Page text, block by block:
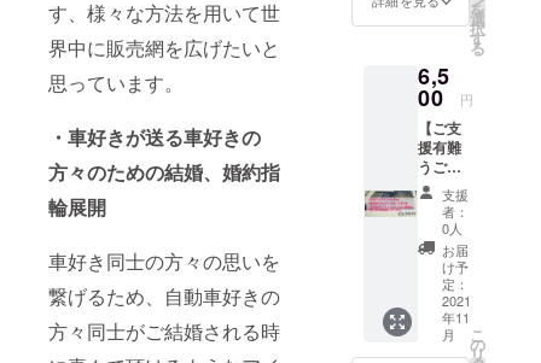
す、様々な方法を用いて世
界中に販売網を広げたいと
思っています。
・車好きが送る車好きの
方々のための結婚、婚約指
輪展開
車好き同士の方々の思いを
繋げるため、自動車好きの
方々同士がご結婚される時
クーポ
ン使用
可能場
所：
JEREV
公式オ
ンライ
ショッ
プ
（https:
//jerev.o
fficial.e
c/）
クーポ
つい
て】 写
真のダ
イヤモ
ンドは
参考画
像で
す。 実
際のサ
イズは
上記記
載の直
径をご
参考く
ださ
・
JEREV
インス
トアに
て使用
して頂
けます
500OFF
クーポ
ン 上記
2点を、
ご登録
されて
いる住
所へ郵
便させ
て頂き
を
選
択
す
る
6,5
00 円
【ご支
援有難
うござ
いま
す】 ・
天然ダ
イヤモ
ンド
0.03ct
（直径
約1.9ｍ
ｍ）の
支援
者：
0人
お届
け予
定：
2021
年11
月
こ
の
リ